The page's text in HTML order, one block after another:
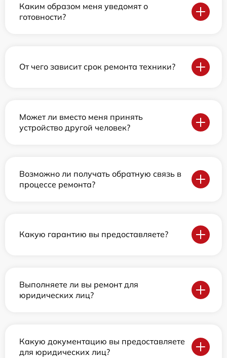
Каким образом меня уведомят о
готовности?
От чего зависит срок ремонта техники?
Может ли вместо меня принять
устройство другой человек?
Возможно ли получать обратную связь в
процессе ремонта?
Какую гарантию вы предоставляете?
Выполняете ли вы ремонт для
юридических лиц?
Какую документацию вы предоставляете
для юридических лиц?